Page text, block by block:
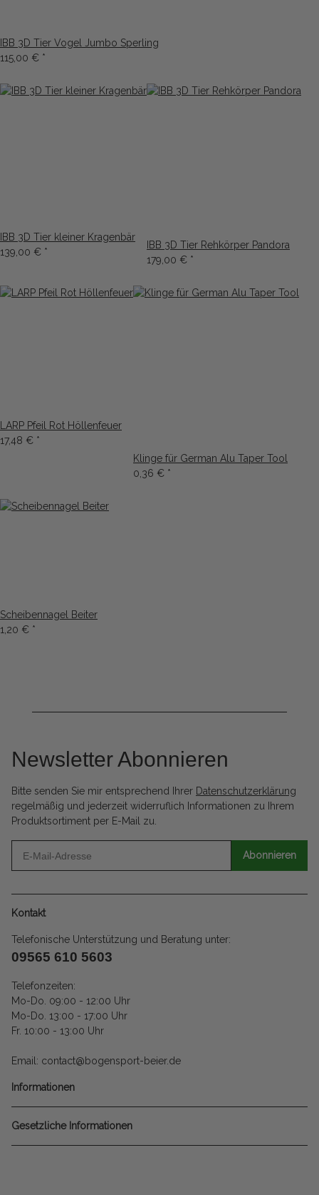
IBB 3D Tier Vogel Jumbo Sperling
115,00 € *
IBB 3D Tier kleiner Kragenbär
139,00 € *
IBB 3D Tier Rehkörper Pandora
179,00 € *
LARP Pfeil Rot Höllenfeuer
17,48 € *
Klinge für German Alu Taper Tool
0,36 € *
Scheibennagel Beiter
1,20 € *
Newsletter Abonnieren
Bitte senden Sie mir entsprechend Ihrer Datenschutzerklärung
regelmäßig und jederzeit widerruflich Informationen zu Ihrem
Produktsortiment per E-Mail zu.
Abonnieren
Kontakt
Telefonische Unterstützung und Beratung unter:
09565 610 5603
Telefonzeiten:
Mo-Do. 09:00 - 12:00 Uhr
Mo-Do. 13:00 - 17:00 Uhr
Fr. 10:00 - 13:00 Uhr
Email: contact@bogensport-beier.de
Informationen
Gesetzliche Informationen